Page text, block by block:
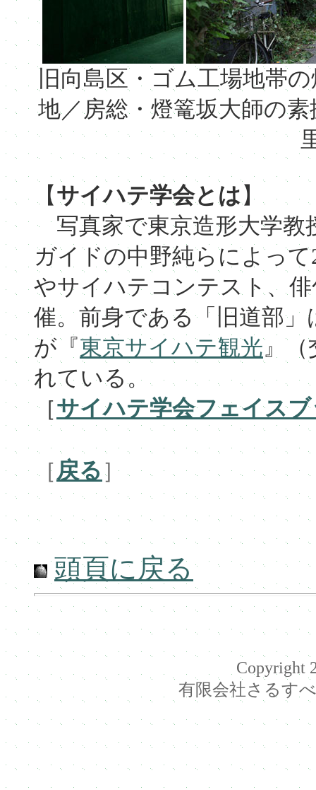
旧向島区・ゴム工場地帯
地／房総・燈篭坂大師の
【 サイハテ学会とは】
写真家で東京造形大学教
ガイドの中野純らによっ
やサイハテコンテスト、
催。前身である「旧道部」
が『東京サイハテ観光』（
れている。
［サイハテ学会フェイス
［戻る ］
頭頁に戻る
Copyright
有限会社さるす